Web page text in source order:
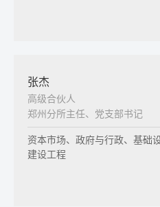
张杰
高级合伙人
郑州分所主任、党支部书记
资本市场、政府与行政、基础
建设工程